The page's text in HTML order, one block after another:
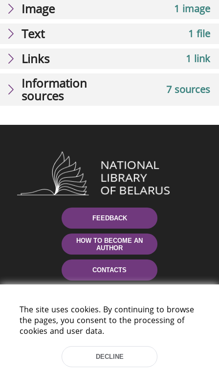
1 image
Image
1 file
Text
1 link
Links
7 sources
Information
sources
FEEDBACK
HOW TO BECOME AN
AUTHOR
CONTACTS
The site uses cookies. By continuing to browse
the pages, you consent to the processing of
cookies and user data.
DECLINE